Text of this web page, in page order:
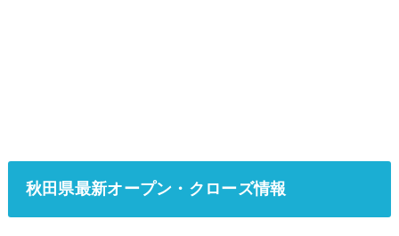
秋田県最新オープン・クローズ情報